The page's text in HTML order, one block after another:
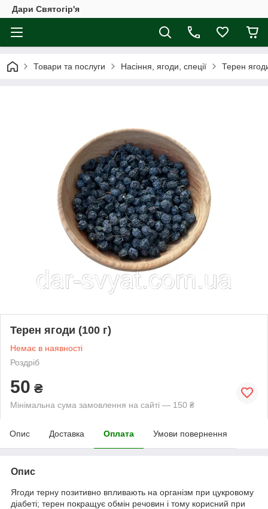
Дари Святогір'я
Товари та послуги Насіння, ягоди, спеції Терен
Терен ягоди (100 г)
Немає в наявності
Роздріб
50 ₴
Мінімальна сума замовлення на сайті — 150 ₴
Опис Доставка Оплата Умови повернення
Опис
Ягоди терну позитивно впливають на організм при цукровому
діабеті; терен покращує обмін речовин і тому корисний при